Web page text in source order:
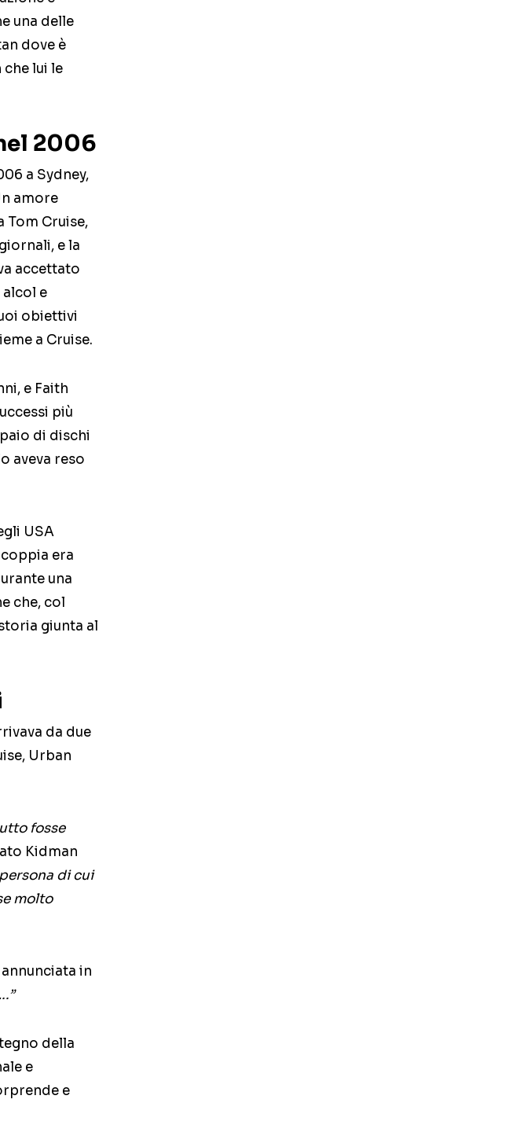
una delle
dove è
lui le
2006
a Sydney,
amore
Tom Cruise,
e la
accettato
e
obiettivi
a Cruise.
e Faith
più
di dischi
aveva reso
USA
era
una
che, col
giunta al
da due
Urban
fosse
Kidman
di cui
molto
in
della
e
e